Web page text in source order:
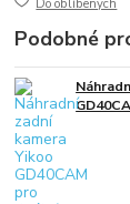
Do oblíbených
Podobné